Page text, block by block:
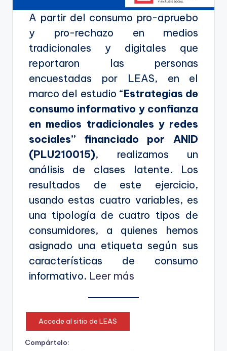
A partir del consumo pro-apruebo
y pro-rechazo en medios
tradicionales y digitales que
reportaron las personas
encuestadas por LEAS, en el
marco del estudio “Estrategias de
consumo informativo y confianza
en medios tradicionales y redes
sociales” financiado por ANID
(PLU210015), realizamos un
análisis de clases latente. Los
resultados de este ejercicio,
usando estas cuatro variables, es
una tipología de cuatro tipos de
consumidores, a quienes hemos
asignado una etiqueta según sus
características de consumo
informativo. Leer más
Accede al sitio de LEAS
Compártelo: